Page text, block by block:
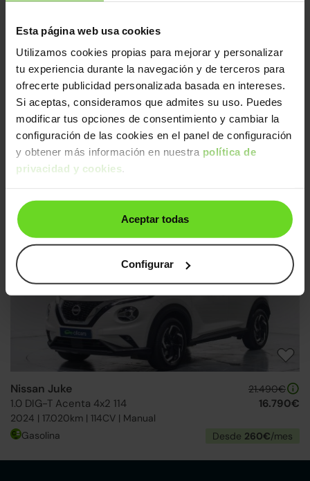
Esta página web usa cookies
Utilizamos cookies propias para mejorar y personalizar
tu experiencia durante la navegación y de terceros para
ofrecerte publicidad personalizada basada en intereses.
Si aceptas, consideramos que admites su uso. Puedes
modificar tus opciones de consentimiento y cambiar la
configuración de las cookies en el panel de configuración
y obtener más información en nuestra política de
privacidad y cookies.
Aceptar todas
Configurar
Correa nueva
Nissan Juke
2018 | 33.954km | 110CV | Manual
/mes
24h
↓ 1.000€
Nissan Juke
1.0 DIG-T Acenta 4x2 114
2024 | 17.020km | 114CV | Manual
21.490€
16.790€
Gasolina Desde 260€/mes